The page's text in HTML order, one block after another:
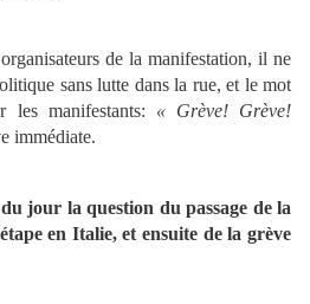
de la manifestation, il ne
sans lutte dans la rue, et le mot
les manifestants:
« Grève! Grève!
immédiate.
jour la question du passage de la
en Italie, et ensuite de la grève